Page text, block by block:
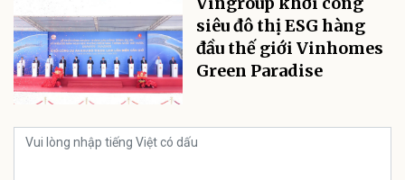
siêu đô thị ESG hàng
đầu thế giới Vinhomes
Green Paradise